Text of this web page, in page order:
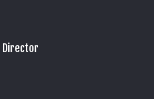
Director